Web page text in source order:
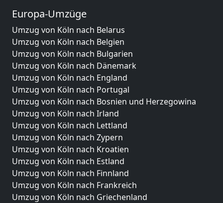
Europa-Umzüge
Umzug von Köln nach Belarus
Umzug von Köln nach Belgien
Umzug von Köln nach Bulgarien
Umzug von Köln nach Dänemark
Umzug von Köln nach England
Umzug von Köln nach Portugal
Umzug von Köln nach Bosnien und Herzegowina
Umzug von Köln nach Irland
Umzug von Köln nach Lettland
Umzug von Köln nach Zypern
Umzug von Köln nach Kroatien
Umzug von Köln nach Estland
Umzug von Köln nach Finnland
Umzug von Köln nach Frankreich
Umzug von Köln nach Griechenland